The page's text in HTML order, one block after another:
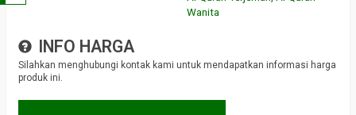
Wanita
INFO HARGA
Silahkan menghubungi kontak kami untuk mendapatkan informasi harga
produk ini.